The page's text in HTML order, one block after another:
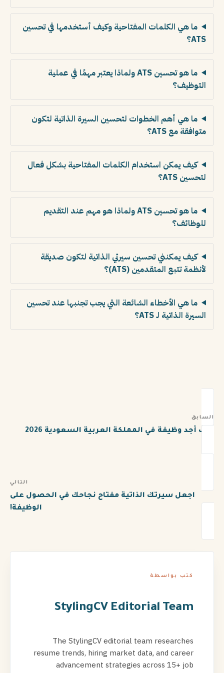
ما هي الكلمات المفتاحية وكيف أستخدمها في تحسين
ATS؟
ما هو تحسين ATS ولماذا يعتبر مهمًا في عملية
التوظيف؟
ما هي أهم الخطوات لتحسين السيرة الذاتية لتكون
متوافقة مع ATS؟
كيف يمكن استخدام الكلمات المفتاحية بشكل فعال
لتحسين ATS؟
ما هو تحسين ATS ولماذا هو مهم عند التقديم
للوظائف؟
كيف يمكنني تحسين سيرتي الذاتية لتكون صديقة
لأنظمة تتبع المتقدمين (ATS)؟
ما هي الأخطاء الشائعة التي يجب تجنبها عند تحسين
السيرة الذاتية لـ ATS؟
السابق
كيف أجد وظيفة في المملكة العربية السعودية 2026
التالي
اجعل سيرتك الذاتية مفتاح نجاحك في الحصول على
الوظيفة!
كتب بواسطة
StylingCV Editorial Team
The StylingCV editorial team researches
resume trends, hiring market data, and career
advancement strategies across 15+ job